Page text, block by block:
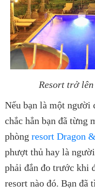
Resort trở
Nếu bạn là một người
chắc hẳn bạn đã từng
phòng resort Dragon
phượt thủ hay là
phải đắn đo trước khi
resort nào đó. Bạn đã